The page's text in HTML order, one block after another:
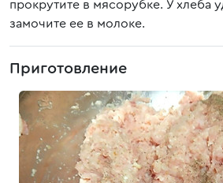
прокрутите в мясорубке. У хлеба
замочите ее в молоке.
Приготовление